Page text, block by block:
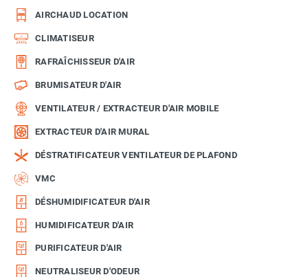
AIRCHAUD LOCATION
CLIMATISEUR
RAFRAÎCHISSEUR D'AIR
BRUMISATEUR D'AIR
VENTILATEUR / EXTRACTEUR D'AIR MOBILE
EXTRACTEUR D'AIR MURAL
DÉSTRATIFICATEUR VENTILATEUR DE PLAFOND
VMC
DÉSHUMIDIFICATEUR D'AIR
HUMIDIFICATEUR D'AIR
PURIFICATEUR D'AIR
NEUTRALISEUR D'ODEUR